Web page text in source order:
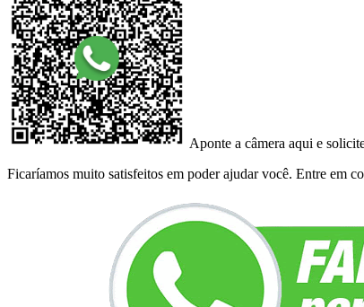
Aponte a câmera aqui e
Ficaríamos muito satisfeitos em poder ajudar você. Entre em